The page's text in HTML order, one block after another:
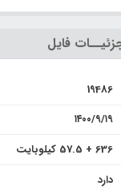
فایل
19486
۱۴۰۰/۹/۱۹
636 + 57.5 کیلوبایت
دارد